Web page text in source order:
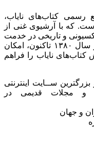
رسمی کتاب‌های نایاب،
که با آرشیوی غنی از
و تاریخی در خدمت
دوست‌داران فرهنگ و ادب هستیم ما از سال ۱۳۸۰ تاکنون، امکان
کتاب‌های نایاب را فراهم
ســایت اینترنتی
و مجلات قدیمی در
و جهان